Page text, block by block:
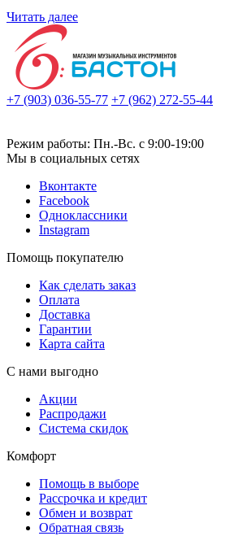
Читать далее
+7 (903) 036-55-77 +7 (962) 272-55-44
Режим работы: Пн.-Вс. с 9:00-19:00
Мы в социальных сетях
Вконтакте
Facebook
Одноклассники
Instagram
Помощь покупателю
Как сделать заказ
Оплата
Доставка
Гарантии
Карта сайта
С нами выгодно
Акции
Распродажи
Система скидок
Комфорт
Помощь в выборе
Рассрочка и кредит
Обмен и возврат
Обратная связь